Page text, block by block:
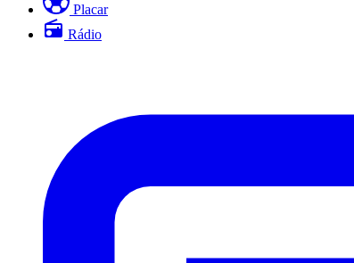
Placar
Rádio